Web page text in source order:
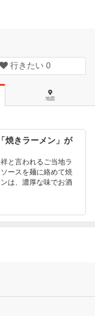
行きたい 0
地図
焼きラーメン」が
と言われるご当地ラ
ースを麺に絡めて焼
は、濃厚な味でお酒